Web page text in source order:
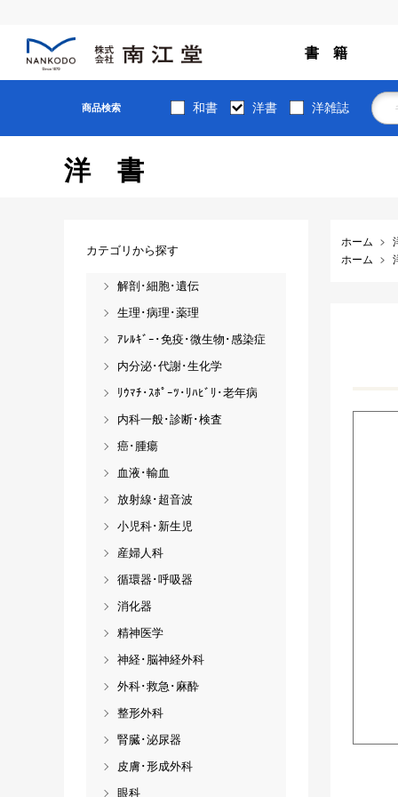
書 籍
商品検索 和書 洋書 洋雑誌
洋書
ホーム
ホーム
カテゴリから探す
解剖･細胞･遺伝
生理･病理･薬理
ｱﾚﾙｷﾞｰ･免疫･微生物･感染症
内分泌･代謝･生化学
ﾘｳﾏﾁ･ｽﾎﾟｰﾂ･ﾘﾊﾋﾞﾘ･老年病
内科一般･診断･検査
癌･腫瘍
血液･輸血
放射線･超音波
小児科･新生児
産婦人科
循環器･呼吸器
消化器
精神医学
神経･脳神経外科
外科･救急･麻酔
整形外科
腎臓･泌尿器
皮膚･形成外科
眼科